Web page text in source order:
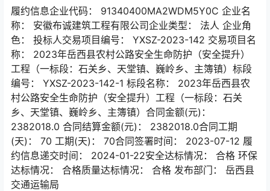
履约信息企业代码： 91340400MA2WDM5Y0C 企业名
称： 安徽布诚建筑工程有限公司企业类型： 法人 企业角
色： 投标人交易项目编号： YXSZ-2023-142 交易项目名
称： 2023年岳西县农村公路安全生命防护（安全提升）
工程（一标段：石关乡、天堂镇、巍岭乡、主簿镇）标段
编号： YXSZ-2023-142-1 标段名称： 2023年岳西县农
村公路安全生命防护（安全提升）工程（一标段：石关
乡、天堂镇、巍岭乡、主簿镇）合同金额(元)：
2382018.0 合同结算金额(元)： 2382018.0合同工期
(天)： 70 工期(天)： 70合同签署时间： 2023-07-12 履
约信息递交时间： 2024-01-22安全达标情况： 合格 环保
达标情况： 合格质量达标情况： 合格 发布部门： 岳西县
交通运输局